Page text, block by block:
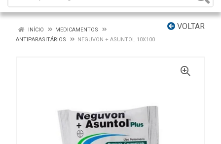
VOLTAR
INÍCIO
MEDICAMENTOS
ANTIPARASITÁRIOS
NEGUVON + ASUNTOL 10X100